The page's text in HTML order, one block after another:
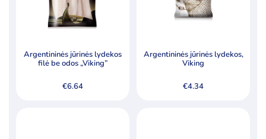
Šaldytos daržovės ir jų mišiniai
Šaldytos jūrų gėrybės, krabų lazdelės
Šaldytos uogos, vaisiai
Tešla, duonos ir pyrago gaminiai
Argentininės jūrinės lydekos
filė be odos „Viking”
€6.64
Argentininės jūrinės lydekos,
Viking
€4.34